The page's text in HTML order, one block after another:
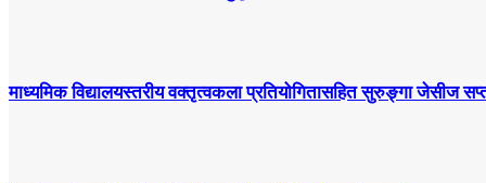
माध्यमिक विद्यालयस्तरीय वक्तृत्वकला प्रतियोगितासहित सुरुङ्गा जेसीज